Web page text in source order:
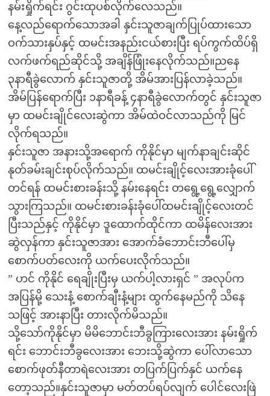
နမ်းရှိုက်ရင်း ဂွင်းထုပစ်လိုက်လေသည်။
နေ့လည်ရောက်သောအခါ နှင်းသူဇာချက်ပြုပ်ထားသော
ဝက်သားနှပ်နှင့် ထမင်းအနည်းငယ်စားပြီး ရပ်ကွက်ထိပ်ရှိ
လက်ဖက်ရည်ဆိုင်သို့ အချိန်ဖြုံးနေလိုက်သည်။ညနေ
၃နာရီခွဲလောက် နှင်းသူဇာတို့ အိမ်အားပြန်လာခဲ့သည်။
အိမ်ပြန်ရောက်ပြီး ၁နာရီခန့် ၄နာရီခွဲလောက်တွင် နှင်းသူဇာ
မှာ ထမင်းချိုင်လေးဆွဲကာ အိမ်ထဲဝင်လာသည်ကို မြင်
လိုက်ရသည်။
နှင်းသူဇာ အနားသို့အရောက် ကိုနိုင်မှာ မျက်နာချင်းဆိုင်
နုတ်ခမ်းချင်းစုပ်လိုက်သည်။ ထမင်းချိုင့်လေးအားခုံပေါ်
တင်ရန် ထမင်းစားခန်းသို့ နမ်းနေရင်း တရွေ့ရွေ့လျှောက်
သွားကြသည်။ ထမင်းစားခန်းခုံပေါ်ထမင်းချိုင့်လေးတင်
ပြီးသည်နှင့် ကိုနိုင်မှာ ဒူထောက်ထိုင်ကာ ထမိန်လေးအား
ဆွဲလှန်ကာ နှင်းသူဇာအား အောက်ခံဘောင်းဘီပေါ်မှ
စောက်ပတ်လေးကို ယက်ပေးလိုက်သည်။
” ဟင် ကိုနိုင် ရေချိုးပြီးမှ ယက်ပါ့လားရှင် ” အလုပ်က
အပြန်မို့ သေးနံ့ စောက်ချီးနံ့များ ထွက်နေမည်ကို သိနေ
သဖြင့် အားနာပြီး တားလိုက်မိသည်။
သို့သော်ကိုနိုင်မှာ မိမိဘောင်းဘီခွကြားလေးအား နမ်းရှိုက်
ရင်း ဘောင်းဘီခွလေးအား ဘေးသို့ဆွဲကာ ပေါ်လာသော
စောက်ဖုတ်နီတာရဲလေးအား တပြက်ပြက်နှင် ယက်နေ
တော့သည်။နှင်းသူဇာမှာ မတ်တပ်ရပ်လျက် ပေါင်လေးဖြဲ